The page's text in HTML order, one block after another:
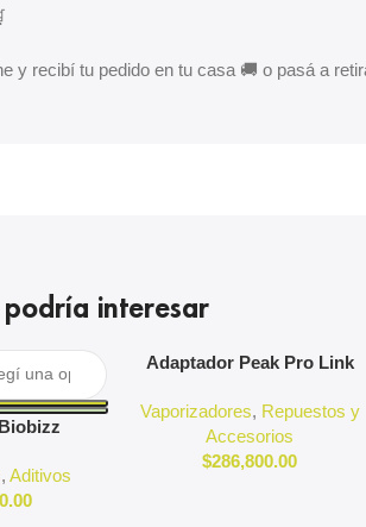
y recibí tu pedido en tu casa 🚚 o pasá a
podría interesar
,Aditivos
Agregar Al Carrito
Adaptador Peak Pro Link
Vaporizadores, Repuestos y
Accesorios
$286,800.00